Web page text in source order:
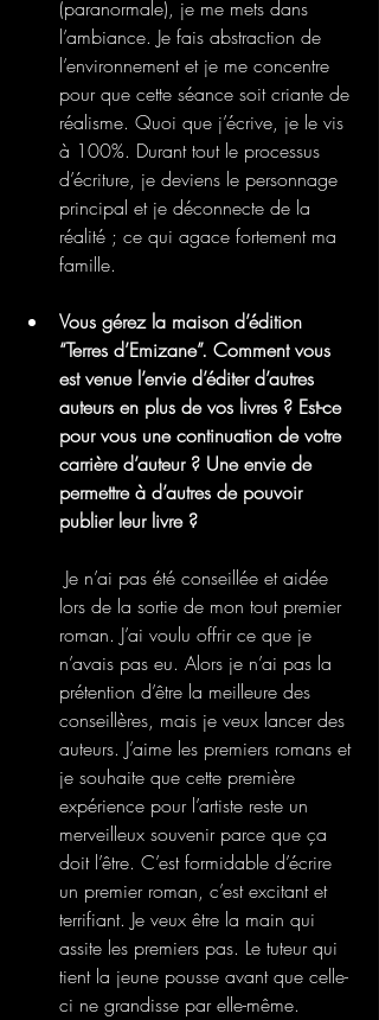
(paranormale), je me mets dans
l’ambiance. Je fais abstraction de
l’environnement et je me concentre
pour que cette séance soit criante de
réalisme. Quoi que j’écrive, je le vis
à 100%. Durant tout le processus
d’écriture, je deviens le personnage
principal et je déconnecte de la
réalité ; ce qui agace fortement ma
famille.
Vous gérez la maison d’édition
“Terres d’Emizane”. Comment vous
est venue l’envie d’éditer d’autres
auteurs en plus de vos livres ? Est-ce
pour vous une continuation de votre
carrière d’auteur ? Une envie de
permettre à d’autres de pouvoir
publier leur livre ?
lors de la sortie de mon tout premier
roman. J’ai voulu offrir ce que je
n’avais pas eu. Alors je n’ai pas la
prétention d’être la meilleure des
conseillères, mais je veux lancer des
auteurs. J’aime les premiers romans et
je souhaite que cette première
expérience pour l’artiste reste un
merveilleux souvenir parce que ça
doit l’être. C’est formidable d’écrire
un premier roman, c’est excitant et
terrifiant. Je veux être la main qui
assite les premiers pas. Le tuteur qui
tient la jeune pousse avant que celle-
ci ne grandisse par elle-même.